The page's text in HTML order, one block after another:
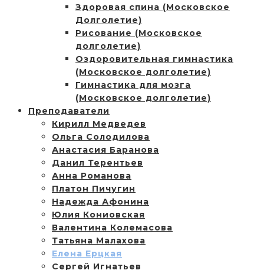
Здоровая спина (Московское
Долголетие)
Рисование (Московское
долголетие)
Оздоровительная гимнастика
(Московское долголетие)
Гимнастика для мозга
(Московское долголетие)
Преподаватели
Кирилл Медведев
Ольга Солодилова
Анастасия Баранова
Данил Терентьев
Анна Романова
Платон Пичугин
Надежда Афонина
Юлия Кониовская
Валентина Колемасова
Татьяна Малахова
Елена Ерцкая
Сергей Игнатьев